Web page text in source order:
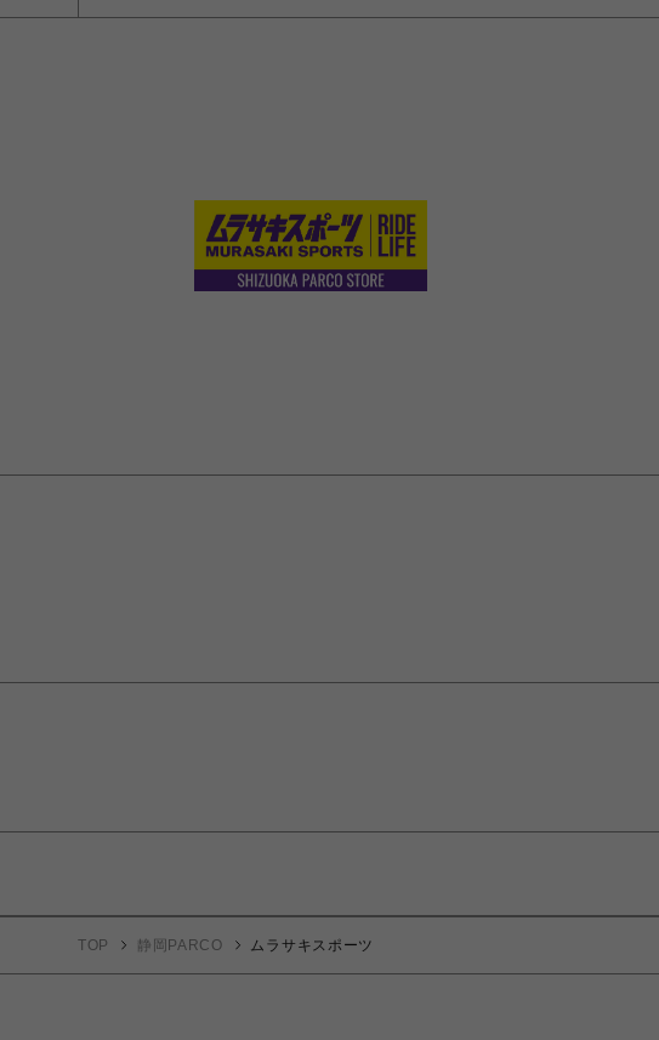
TOP 静岡PARCO ムラサキスポーツ